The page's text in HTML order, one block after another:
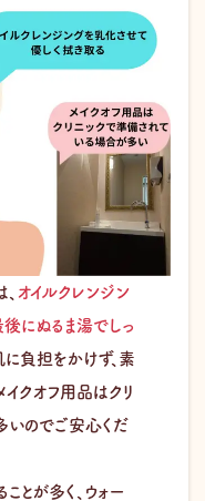
オイルクレンジン
にぬるま湯でしっ
に負担をかけず、素
クオフ用品はクリ
いのでご安心くだ
とが多く、ウォー